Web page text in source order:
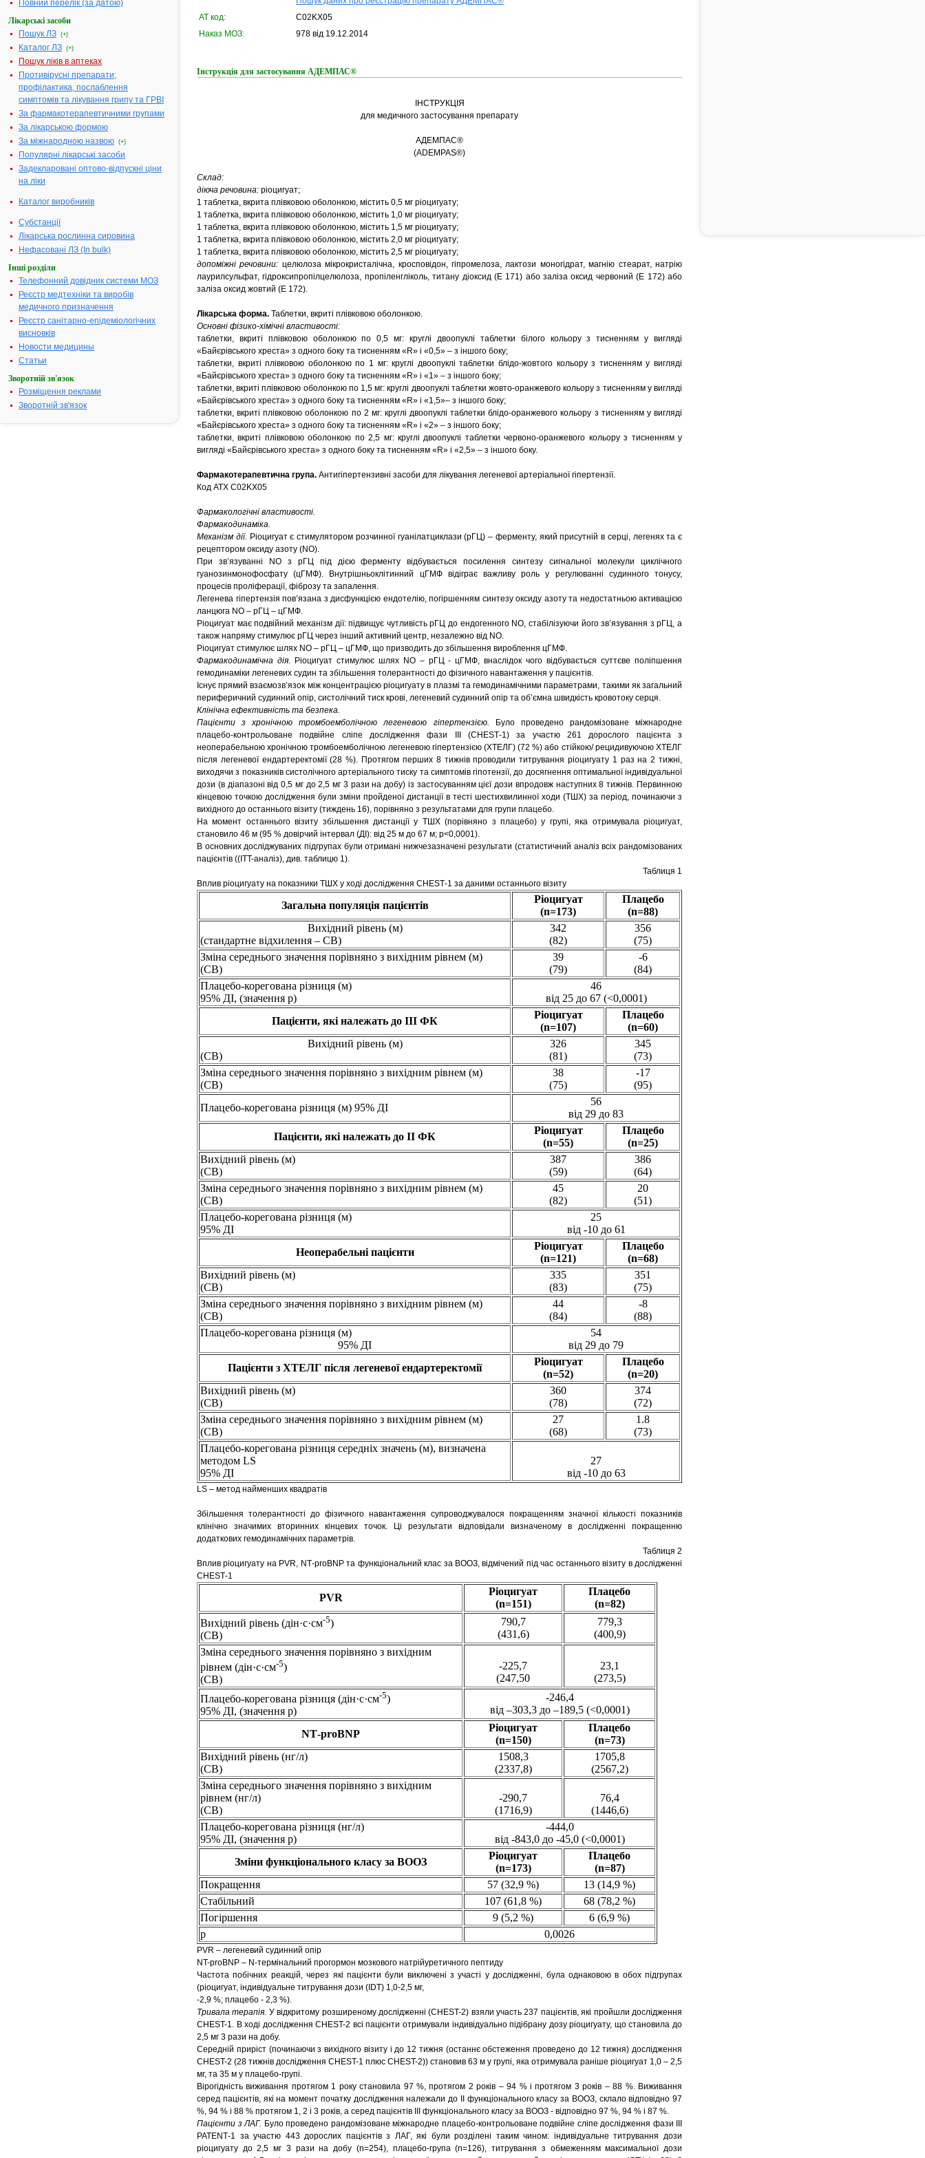
Повний перелік (за датою)
Лікарські засоби
Пошук ЛЗ (+)
Каталог ЛЗ (+)
Пошук ліків в аптеках
Противірусні препарати;
профілактика, послаблення
симптомів та лікування грипу та ГРВІ
За фармакотерапевтичними групами
За лікарською формою
За міжнародною назвою (+)
Популярні лікарські засоби
Задекларовані оптово-відпускні ціни
на ліки
Каталог виробників
Субстанції
Лікарська рослинна сировина
Нефасовані ЛЗ (In bulk)
Інші розділи
Телефонний довідник системи МОЗ
Реєстр медтехніки та виробів
медичного призначення
Реєстр санітарно-епідеміологічних
висновків
Новости медицины
Статьи
Зворотній зв'язок
Розміщення реклами
Зворотній зв'язок
АТ код:
C02KX05
Наказ МОЗ:
978 від 19.12.2014
Інструкція для застосування АДЕМПАС®
ІНСТРУКЦІЯ
для медичного застосування препарату
АДЕМПАС®
(ADEMPAS®)
Склад:
діюча речовина: ріоцигуат;
1 таблетка, вкрита плівковою оболонкою, містить 0,5 мг ріоцигуату;
1 таблетка, вкрита плівковою оболонкою, містить 1,0 мг ріоцигуату;
1 таблетка, вкрита плівковою оболонкою, містить 1,5 мг ріоцигуату;
1 таблетка, вкрита плівковою оболонкою, містить 2,0 мг ріоцигуату;
1 таблетка, вкрита плівковою оболонкою, містить 2,5 мг ріоцигуату;
допоміжні речовини: целюлоза мікрокристалічна, кросповідон, гіпромелоза, лактози моногідрат, магнію стеарат, натрію
лаурилсульфат, гідроксипропілцелюлоза, пропіленгліколь, титану діоксид (Е 171) або заліза оксид червоний (Е 172) або
заліза оксид жовтий (Е 172).
Лікарська форма. Таблетки, вкриті плівковою оболонкою.
Основні фізико-хімічні властивості:
таблетки, вкриті плівковою оболонкою по 0,5 мг: круглі двоопуклі таблетки білого кольору з тисненням у вигляді
«Байєрівського хреста» з одного боку та тисненням «R» і «0,5» – з іншого боку;
таблетки, вкриті плівковою оболонкою по 1 мг: круглі двоопуклі таблетки блідо-жовтого кольору з тисненням у вигляді
«Байєрівського хреста» з одного боку та тисненням «R» і «1» – з іншого боку;
таблетки, вкриті плівковою оболонкою по 1,5 мг: круглі двоопуклі таблетки жовто-оранжевого кольору з тисненням у вигляді
«Байєрівського хреста» з одного боку та тисненням «R» і «1,5»– з іншого боку;
таблетки, вкриті плівковою оболонкою по 2 мг: круглі двоопуклі таблетки блідо-оранжевого кольору з тисненням у вигляді
«Байєрівського хреста» з одного боку та тисненням «R» і «2» – з іншого боку;
таблетки, вкриті плівковою оболонкою по 2,5 мг: круглі двоопуклі таблетки червоно-оранжевого кольору з тисненням у
вигляді «Байєрівського хреста» з одного боку та тисненням «R» і «2,5» – з іншого боку.
Фармакотерапевтична група. Антигіпертензивні засоби для лікування легеневої артеріальної гіпертензії.
Код АТХ C02KX05
Фармакологічні властивості.
Фармакодинаміка.
Механізм дії. Ріоцигуат є стимулятором розчинної гуанілатциклази (рГЦ) – ферменту, який присутній в серці, легенях та є
рецептором оксиду азоту (NO).
При зв’язуванні NO з рГЦ під дією ферменту відбувається посилення синтезу сигнальної молекули циклічного
гуанозинмонофосфату (цГМФ). Внутрішньоклітинний цГМФ відіграє важливу роль у регулюванні судинного тонусу,
процесів проліферації, фіброзу та запалення.
Легенева гіпертензія пов’язана з дисфункцією ендотелію, погіршенням синтезу оксиду азоту та недостатньою активацією
ланцюга NO – рГЦ – цГМФ.
Ріоцигуат має подвійний механізм дії: підвищує чутливість рГЦ до ендогенного NO, стабілізуючи його зв’язування з рГЦ, а
також напряму стимулює рГЦ через інший активний центр, незалежно від NO.
Ріоцигуат стимулює шлях NO – рГЦ – цГМФ, що призводить до збільшення вироблення цГМФ.
Фармакодинамічна дія.
Ріоцигуат стимулює шлях NO – рГЦ - цГМФ, внаслідок чого відбувається суттєве поліпшення
гемодинаміки легеневих судин та збільшення толерантності до фізичного навантаження у пацієнтів.
Існує прямий взаємозв’язок між концентрацією ріоцигуату в плазмі та гемодинамічними параметрами, такими як загальний
периферичний судинний опір, систолічний тиск крові, легеневий судинний опір та об’ємна швидкість кровотоку серця.
Клінічна ефективність та безпека.
Пацієнти з хронічною тромбоемболічною легеневою гіпертензією.
Було проведено рандомізоване міжнародне
плацебо-контрольоване подвійне сліпе дослідження фази ІІІ (CHEST‑1) за участю 261 дорослого пацієнта з
неоперабельною хронічною тромбоемболічною легеневою гіпертензією (ХТЕЛГ) (72 %) або стійкою/ рецидивуючою ХТЕЛГ
після легеневої ендартеректомії (28 %). Протягом перших 8 тижнів проводили титрування ріоцигуату 1 раз на 2 тижні,
виходячи з показників систолічного артеріального тиску та симптомів гіпотензії, до досягнення оптимальної індивідуальної
дози (в діапазоні від 0,5 мг до 2,5 мг 3 рази на добу) із застосуванням цієї дози впродовж наступних 8 тижнів. Первинною
кінцевою точкою дослідження були зміни пройденої дистанції в тесті шестихвилинної ходи (ТШХ) за період, починаючи з
вихідного до останнього візиту (тиждень 16), порівняно з результатами для групи плацебо.
На момент останнього візиту збільшення дистанції у ТШХ (порівняно з плацебо) у групі, яка отримувала ріоцигуат,
становило 46 м (95 % довірчий інтервал (ДІ): від 25 м до 67 м; p<0,0001).
В основних досліджуваних підгрупах були отримані нижчезазначені результати (статистичний аналіз всіх рандомізованих
пацієнтів ((ITT-аналіз), див. таблицю 1).
Таблиця 1
Вплив ріоцигуату на показники ТШХ у ході дослідження CHEST‑1 за даними останнього візиту
Загальна популяція пацієнтів
Ріоцигуат
(n=173)
Плацебо
(n=88)
Вихідний рівень (м)
(стандартне відхилення – СВ)
342
(82)
356
(75)
Зміна середнього значення порівняно з вихідним рівнем (м)
(СВ)
39
(79)
-6
(84)
Плацебо-корегована різниця (м)
95% ДІ, (значення p)
46
від 25 до 67 (<0,0001)
Пацієнти, які належать до III ФК
Ріоцигуат
(n=107)
Плацебо
(n=60)
Вихідний рівень (м)
(СВ)
326
(81)
345
(73)
Зміна середнього значення порівняно з вихідним рівнем (м)
(СВ)
38
(75)
-17
(95)
Плацебо-корегована різниця (м) 95% ДІ
56
від 29 до 83
Пацієнти, які належать до II ФК
Ріоцигуат
(n=55)
Плацебо
(n=25)
Вихідний рівень (м)
(СВ)
387
(59)
386
(64)
Зміна середнього значення порівняно з вихідним рівнем (м)
(СВ)
45
(82)
20
(51)
Плацебо-корегована різниця (м)
95% ДІ
25
від -10 до 61
Неоперабельні пацієнти
Ріоцигуат
(n=121)
Плацебо
(n=68)
Вихідний рівень (м)
(СВ)
335
(83)
351
(75)
Зміна середнього значення порівняно з вихідним рівнем (м)
(СВ)
44
(84)
-8
(88)
Плацебо-корегована різниця (м)
95% ДІ
54
від 29 до 79
Пацієнти з ХТЕЛГ після легеневої ендартеректомії
Ріоцигуат
(n=52)
Плацебо
(n=20)
Вихідний рівень (м)
(СВ)
360
(78)
374
(72)
Зміна середнього значення порівняно з вихідним рівнем (м)
(СВ)
27
(68)
1.8
(73)
Плацебо-корегована різниця середніх значень (м), визначена
методом LS
95% ДІ
27
від -10 до 63
LS – метод найменших квадратів
Збільшення толерантності до фізичного навантаження супроводжувалося покращенням значної кількості показників
клінічно значимих вторинних кінцевих точок. Ці результати відповідали визначеному в дослідженні покращенню
додаткових гемодинамічних параметрів.
Таблиця 2
Вплив ріоцигуату на PVR, NT‑proBNP та функціональний клас за ВООЗ, відмічений під час останнього візиту в дослідженні
CHEST‑1
PVR
Ріоцигуат
(n=151)
Плацебо
(n=82)
Вихідний рівень (дін·с·cм-5)
(СВ)
790,7
(431,6)
779,3
(400,9)
Зміна середнього значення порівняно з вихідним
рівнем (дін·с·cм-5)
(СВ)
-225,7
(247,50
23,1
(273,5)
Плацебо-корегована різниця (дін·с·cм-5)
95% ДI, (значення p)
-246,4
від –303,3 до –189,5 (<0,0001)
NT‑proBNP
Ріоцигуат
(n=150)
Плацебо
(n=73)
Вихідний рівень (нг/л)
(СВ)
1508,3
(2337,8)
1705,8
(2567,2)
Зміна середнього значення порівняно з вихідним
рівнем (нг/л)
(СВ)
-290,7
(1716,9)
76,4
(1446,6)
Плацебо-корегована різниця (нг/л)
95% ДІ, (значення p)
-444,0
від -843,0 до -45,0 (<0,0001)
Зміни функціонального класу за ВООЗ
Ріоцигуат
(n=173)
Плацебо
(n=87)
Покращення
57 (32,9 %)
13 (14,9 %)
Стабільний
107 (61,8 %)
68 (78,2 %)
Погіршення
9 (5,2 %)
6 (6,9 %)
p
0,0026
PVR – легеневий судинний опір
NT-proBNP – N-термінальний прогормон мозкового натрійуретичного пептиду
Частота побічних реакцій, через які пацієнти були виключені з участі у дослідженні, була однаковою в обох підгрупах
(ріоцигуат, індивідуальне титрування дози (IDT) 1,0-2,5 мг,
-2,9 %; плацебо - 2,3 %).
Тривала терапія. У відкритому розширеному дослідженні (CHEST-2) взяли участь 237 пацієнтів, які пройшли дослідження
CHEST-1. В ході дослідження CHEST-2 всі пацієнти отримували індивідуально підібрану дозу ріоцигуату, що становила до
2,5 мг 3 рази на добу.
Середній приріст (починаючи з вихідного візиту і до 12 тижня (останнє обстеження проведено до 12 тижня) дослідження
CHEST-2 (28 тижнів дослідження CHEST-1 плюс CHEST-2)) становив 63 м у групі, яка отримувала раніше ріоцигуат 1,0 – 2,5
мг, та 35 м у плацебо-групі.
Вірогідність виживання протягом 1 року становила 97 %, протягом 2 років – 94 % і протягом 3 років – 88 %. Виживання
серед пацієнтів, які на момент початку дослідження належали до ІІ функціонального класу за ВООЗ, склало відповідно 97
%, 94 % і 88 % протягом 1, 2 і 3 років, а серед пацієнтів ІІІ функціонального класу за ВООЗ - відповідно 97 %, 94 % і 87 %.
Пацієнти з ЛАГ. Було проведено рандомізоване міжнародне плацебо-контрольоване подвійне сліпе дослідження фази ІІІ
PATENT‑1 за участю 443 дорослих пацієнтів з ЛАГ, які були розділені таким чином: індивідуальне титрування дози
ріоцигуату до 2,5 мг 3 рази на добу (n=254), плацебо-група (n=126), титрування з обмеженням максимальної дози